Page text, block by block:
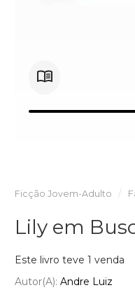
Ficção Jovem-Adulto
Lily em
Este livro teve 1 venda
Autor(a): Andre Luiz